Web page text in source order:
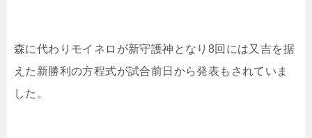
森に代わりモイネロが新守護神となり8回には又吉を据
えた新勝利の方程式が試合前日から発表もされていま
した。